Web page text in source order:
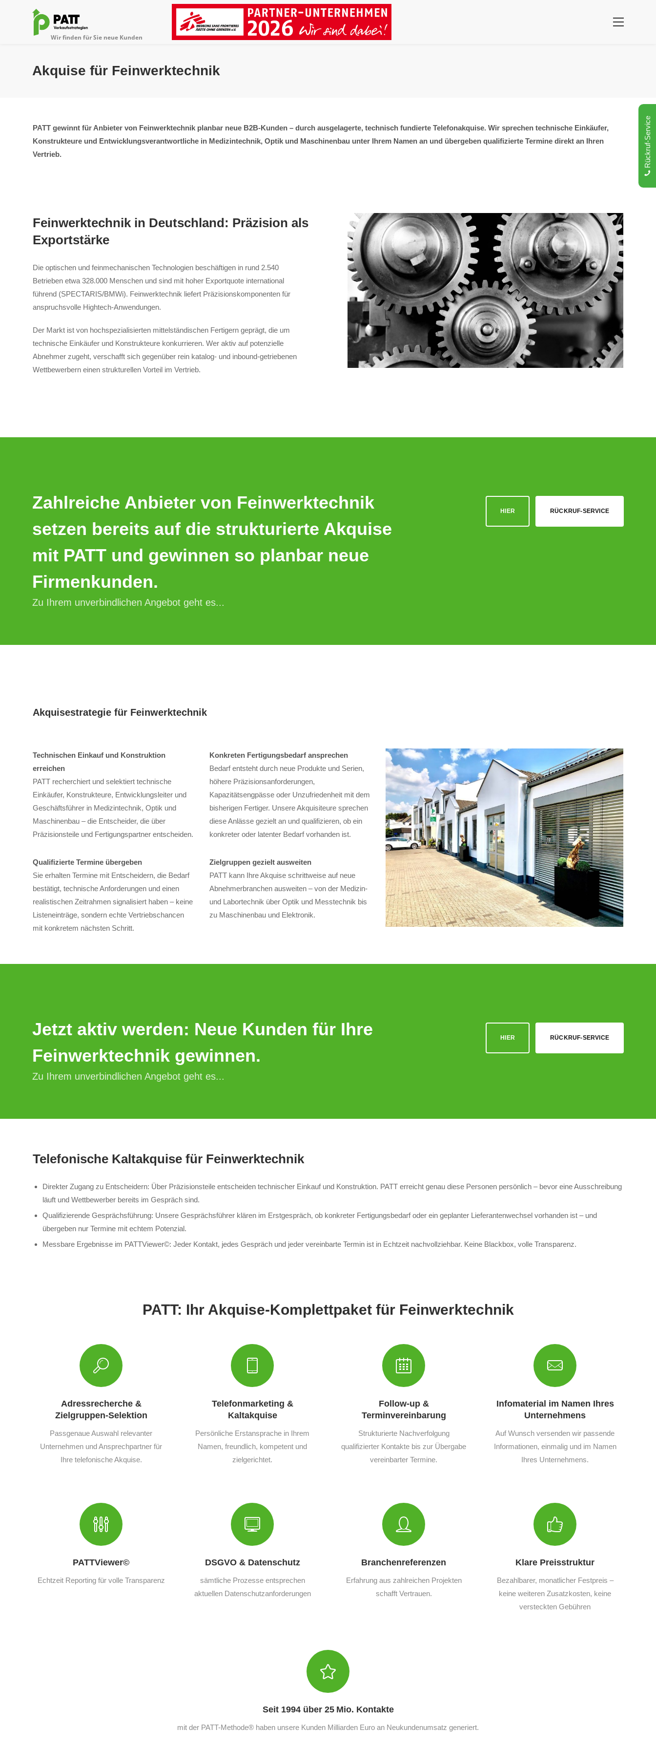
Akquise für Feinwerktechnik
PATT gewinnt für Anbieter von Feinwerktechnik planbar neue B2B-Kunden – durch ausgelagerte, technisch fundierte Telefonakquise. Wir sprechen technische Einkäufer,
Konstrukteure und Entwicklungsverantwortliche in Medizintechnik, Optik und Maschinenbau unter Ihrem Namen an und übergeben qualifizierte Termine direkt an Ihren
Vertrieb.
Feinwerktechnik in Deutschland: Präzision als
Exportstärke
Die optischen und feinmechanischen Technologien beschäftigen in rund 2.540
Betrieben etwa 328.000 Menschen und sind mit hoher Exportquote international
führend (SPECTARIS/BMWi). Feinwerktechnik liefert Präzisionskomponenten für
anspruchsvolle Hightech-Anwendungen.
Der Markt ist von hochspezialisierten mittelständischen Fertigern geprägt, die um
technische Einkäufer und Konstrukteure konkurrieren. Wer aktiv auf potenzielle
Abnehmer zugeht, verschafft sich gegenüber rein katalog- und inbound-getriebenen
Wettbewerbern einen strukturellen Vorteil im Vertrieb.
Zahlreiche Anbieter von Feinwerktechnik
setzen bereits auf die strukturierte Akquise
mit PATT und gewinnen so planbar neue
Firmenkunden.
Zu Ihrem unverbindlichen Angebot geht es...
HIER RÜCKRUF-SERVICE
Akquisestrategie für Feinwerktechnik
Technischen Einkauf und Konstruktion
erreichen
PATT recherchiert und selektiert technische
Einkäufer, Konstrukteure, Entwicklungsleiter und
Geschäftsführer in Medizintechnik, Optik und
Maschinenbau – die Entscheider, die über
Präzisionsteile und Fertigungspartner entscheiden.
Konkreten Fertigungsbedarf ansprechen
Bedarf entsteht durch neue Produkte und Serien,
höhere Präzisionsanforderungen,
Kapazitätsengpässe oder Unzufriedenheit mit dem
bisherigen Fertiger. Unsere Akquisiteure sprechen
diese Anlässe gezielt an und qualifizieren, ob ein
konkreter oder latenter Bedarf vorhanden ist.
Qualifizierte Termine übergeben
Sie erhalten Termine mit Entscheidern, die Bedarf
bestätigt, technische Anforderungen und einen
realistischen Zeitrahmen signalisiert haben – keine
Listeneinträge, sondern echte Vertriebschancen
mit konkretem nächsten Schritt.
Zielgruppen gezielt ausweiten
PATT kann Ihre Akquise schrittweise auf neue
Abnehmerbranchen ausweiten – von der Medizin-
und Labortechnik über Optik und Messtechnik bis
zu Maschinenbau und Elektronik.
Jetzt aktiv werden: Neue Kunden für Ihre
Feinwerktechnik gewinnen.
Zu Ihrem unverbindlichen Angebot geht es...
HIER RÜCKRUF-SERVICE
Telefonische Kaltakquise für Feinwerktechnik
Direkter Zugang zu Entscheidern: Über Präzisionsteile entscheiden technischer Einkauf und Konstruktion. PATT erreicht genau diese Personen persönlich – bevor eine Ausschreibung
läuft und Wettbewerber bereits im Gespräch sind.
Qualifizierende Gesprächsführung: Unsere Gesprächsführer klären im Erstgespräch, ob konkreter Fertigungsbedarf oder ein geplanter Lieferantenwechsel vorhanden ist – und
übergeben nur Termine mit echtem Potenzial.
Messbare Ergebnisse im PATTViewer©: Jeder Kontakt, jedes Gespräch und jeder vereinbarte Termin ist in Echtzeit nachvollziehbar. Keine Blackbox, volle Transparenz.
PATT: Ihr Akquise-Komplettpaket für Feinwerktechnik
Adressrecherche &
Zielgruppen-Selektion
Passgenaue Auswahl relevanter
Unternehmen und Ansprechpartner für
Ihre telefonische Akquise.
Telefonmarketing &
Kaltakquise
Persönliche Erstansprache in Ihrem
Namen, freundlich, kompetent und
zielgerichtet.
Follow-up &
Terminvereinbarung
Strukturierte Nachverfolgung
qualifizierter Kontakte bis zur Übergabe
vereinbarter Termine.
Infomaterial im Namen Ihres
Unternehmens
Auf Wunsch versenden wir passende
Informationen, einmalig und im Namen
Ihres Unternehmens.
PATTViewer©
Echtzeit Reporting für volle Transparenz
DSGVO & Datenschutz
sämtliche Prozesse entsprechen
aktuellen Datenschutzanforderungen
Branchenreferenzen
Erfahrung aus zahlreichen Projekten
schafft Vertrauen.
Klare Preisstruktur
Bezahlbarer, monatlicher Festpreis –
keine weiteren Zusatzkosten, keine
versteckten Gebühren
Seit 1994 über 25 Mio. Kontakte
mit der PATT-Methode® haben unsere Kunden Milliarden Euro an Neukundenumsatz generiert.
Rückruf-Service